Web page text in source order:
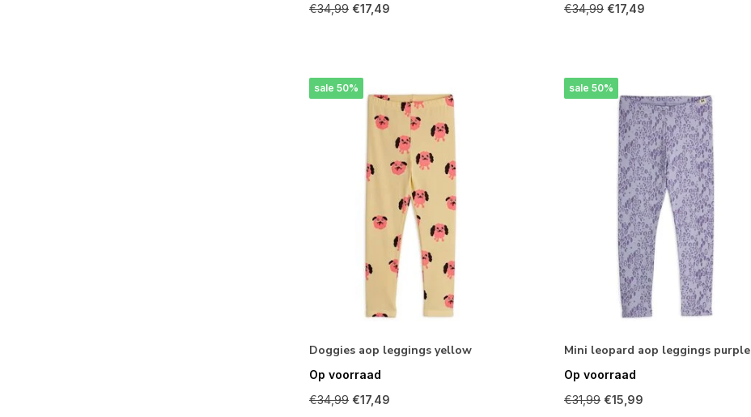
€34,99 €17,49
€34,99 €17,49
sale 50%
Doggies aop leggings yellow
Op voorraad
€34,99 €17,49
sale 50%
Mini leopard aop leggings purple
Op voorraad
€31,99 €15,99